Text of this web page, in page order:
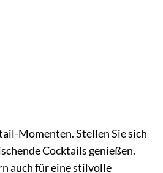
Momenten. Stellen Sie sich
Cocktails genießen.
auch für eine stilvolle